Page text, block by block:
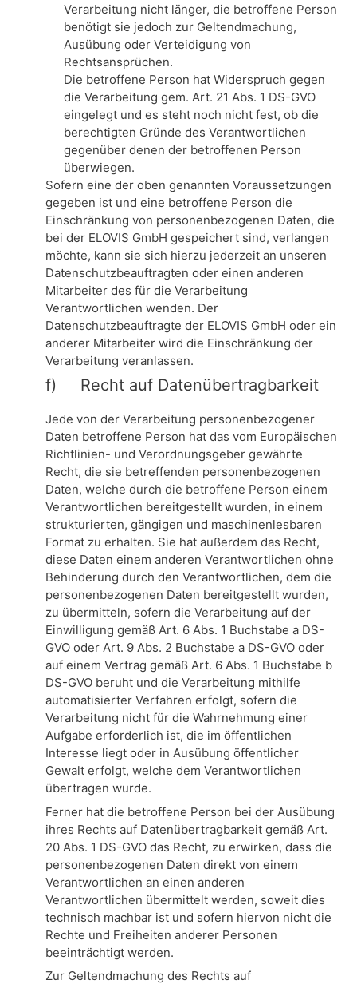
Verarbeitung nicht länger, die betroffene Person
benötigt sie jedoch zur Geltendmachung,
Ausübung oder Verteidigung von
Rechtsansprüchen.
Die betroffene Person hat Widerspruch gegen
die Verarbeitung gem. Art. 21 Abs. 1 DS-GVO
eingelegt und es steht noch nicht fest, ob die
berechtigten Gründe des Verantwortlichen
gegenüber denen der betroffenen Person
überwiegen.
Sofern eine der oben genannten Voraussetzungen
gegeben ist und eine betroffene Person die
Einschränkung von personenbezogenen Daten, die
bei der ELOVIS GmbH gespeichert sind, verlangen
möchte, kann sie sich hierzu jederzeit an unseren
Datenschutzbeauftragten oder einen anderen
Mitarbeiter des für die Verarbeitung
Verantwortlichen wenden. Der
Datenschutzbeauftragte der ELOVIS GmbH oder ein
anderer Mitarbeiter wird die Einschränkung der
Verarbeitung veranlassen.
f) Recht auf Datenübertragbarkeit
Jede von der Verarbeitung personenbezogener
Daten betroffene Person hat das vom Europäischen
Richtlinien- und Verordnungsgeber gewährte
Recht, die sie betreffenden personenbezogenen
Daten, welche durch die betroffene Person einem
Verantwortlichen bereitgestellt wurden, in einem
strukturierten, gängigen und maschinenlesbaren
Format zu erhalten. Sie hat außerdem das Recht,
diese Daten einem anderen Verantwortlichen ohne
Behinderung durch den Verantwortlichen, dem die
personenbezogenen Daten bereitgestellt wurden,
zu übermitteln, sofern die Verarbeitung auf der
Einwilligung gemäß Art. 6 Abs. 1 Buchstabe a DS-
GVO oder Art. 9 Abs. 2 Buchstabe a DS-GVO oder
auf einem Vertrag gemäß Art. 6 Abs. 1 Buchstabe b
DS-GVO beruht und die Verarbeitung mithilfe
automatisierter Verfahren erfolgt, sofern die
Verarbeitung nicht für die Wahrnehmung einer
Aufgabe erforderlich ist, die im öffentlichen
Interesse liegt oder in Ausübung öffentlicher
Gewalt erfolgt, welche dem Verantwortlichen
übertragen wurde.
Ferner hat die betroffene Person bei der Ausübung
ihres Rechts auf Datenübertragbarkeit gemäß Art.
20 Abs. 1 DS-GVO das Recht, zu erwirken, dass die
personenbezogenen Daten direkt von einem
Verantwortlichen an einen anderen
Verantwortlichen übermittelt werden, soweit dies
technisch machbar ist und sofern hiervon nicht die
Rechte und Freiheiten anderer Personen
beeinträchtigt werden.
Zur Geltendmachung des Rechts auf